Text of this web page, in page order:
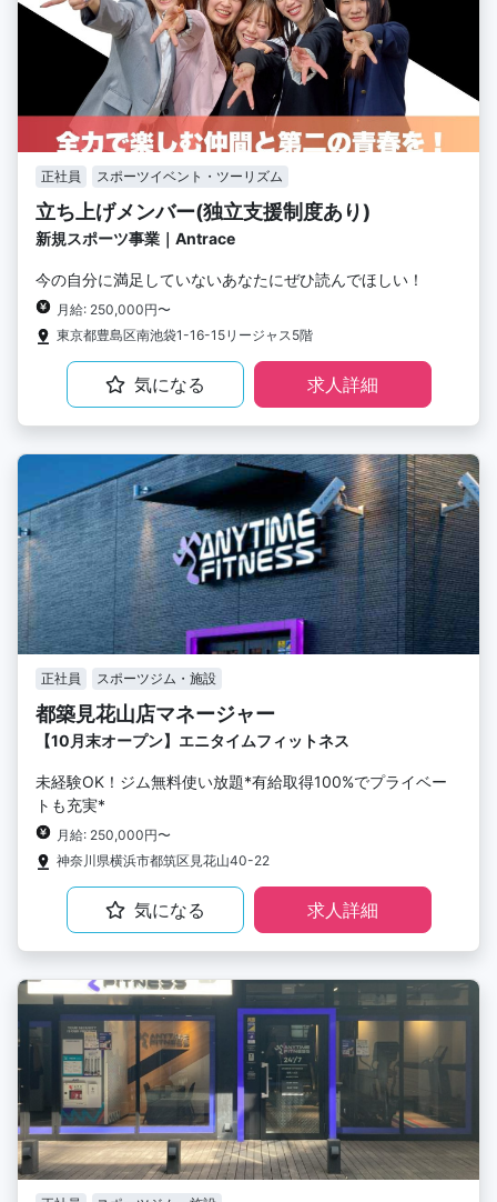
正社員 スポーツイベント・ツーリズム
立ち上げメンバー(独立支援制度あり)
新規スポーツ事業｜Antrace
今の自分に満足していないあなたにぜひ読んでほしい！
月給: 250,000円〜
東京都豊島区南池袋1-16-15リージャス5階
気になる 求人詳細
正社員 スポーツジム・施設
都築見花山店マネージャー
【10月末オープン】エニタイムフィットネス
未経験OK！ジム無料使い放題*有給取得100%でプライベー
トも充実*
月給: 250,000円〜
神奈川県横浜市都筑区見花山40-22
気になる 求人詳細